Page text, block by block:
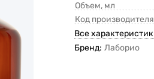
Объем, мл
Код производителя
Все
Бренд: Лаборио